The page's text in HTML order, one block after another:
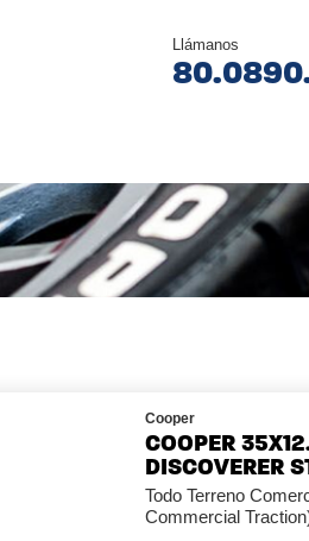
Llámanos
Cooper
COOPER
DISCOVERER
Todo Terreno
Commercial